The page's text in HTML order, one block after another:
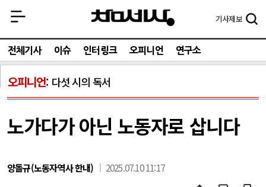
기사제보
전체기사 이슈 인터링크 오피니언 연구소
오피니언 다섯 시의 독서
노가다가 아닌 노동자로 삽니다
양돌규(노동자역사 한내) 2025.07.10 11:17